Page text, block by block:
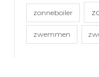
zonneboiler
zwemmen